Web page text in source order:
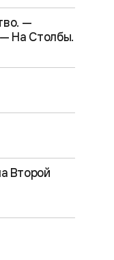
—
На Столбы.
Второй